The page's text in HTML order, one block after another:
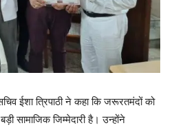
ईशा त्रिपाठी ने कहा कि जरूरतमंदों को
सामाजिक जिम्मेदारी है। उन्होंने